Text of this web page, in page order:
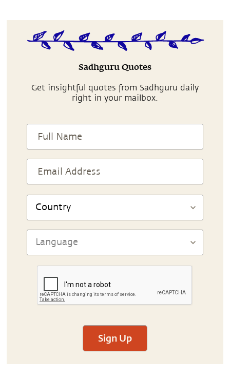
Sadhguru Quotes
Get insightful quotes from Sadhguru daily
right in your mailbox.
Sign Up